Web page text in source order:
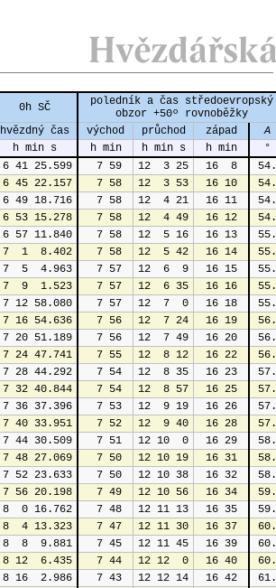
0h SČ
poledník a čas středoevropský
obzor +50º rovnoběžky
hvězdný čas východ průchod západ
A
h min s h min h min s h min
°
6 41 25.599 7 59 12  3 25 16  8
54.
6 45 22.157 7 58 12  3 53 16 10
54.
6 49 18.716 7 58 12  4 21 16 11
54.
6 53 15.278 7 58 12  4 49 16 12
54.
6 57 11.840 7 58 12  5 16 16 13
55.
7  1  8.402 7 58 12  5 42 16 14
55.
7  5  4.963 7 57 12  6  9 16 15
55.
7  9  1.523 7 57 12  6 35 16 16
55.
7 12 58.080 7 57 12  7  0 16 18
55.
7 16 54.636 7 56 12  7 24 16 19
56.
7 20 51.189 7 56 12  7 49 16 20
56.
7 24 47.741 7 55 12  8 12 16 22
56.
7 28 44.292 7 54 12  8 35 16 23
57.
7 32 40.844 7 54 12  8 57 16 25
57.
7 36 37.396 7 53 12  9 19 16 26
57.
7 40 33.951 7 52 12  9 40 16 28
57.
7 44 30.509 7 51 12 10  0 16 29
58.
7 48 27.069 7 50 12 10 19 16 31
58.
7 52 23.633 7 50 12 10 38 16 32
58.
7 56 20.198 7 49 12 10 56 16 34
59.
8  0 16.762 7 48 12 11 13 16 35
59.
8  4 13.323 7 47 12 11 30 16 37
60.
8  8  9.881 7 45 12 11 45 16 39
60.
8 12  6.435 7 44 12 12  0 16 40
60.
8 16  2.986 7 43 12 12 14 16 42
61.